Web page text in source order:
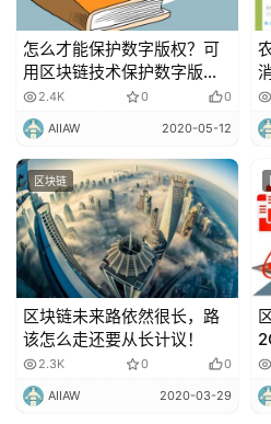
怎么才能保护数字版权？可
用区块链技术保护数字版权
！2.4K 0 0
AIIAW 2020-05-12
区块链
区块链未来路依然很长，路
该怎么走还要从长计议！
2.3K 0 0
AIIAW 2020-03-29